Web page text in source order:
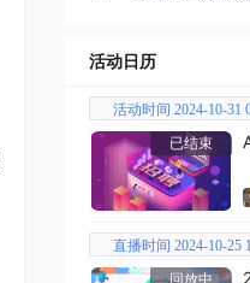
活动日历
活动时间 2024-10-31
已结束
直播时间 2024-10-25
回放中